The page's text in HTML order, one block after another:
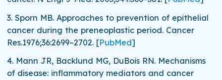
3. Sporn MB. Approaches to prevention of epithelial
cancer during the preneoplastic period. Cancer
Res.1976;36:2699–2702. [PubMed]
4. Mann JR, Backlund MG, DuBois RN. Mechanisms
of disease: inflammatory mediators and cancer